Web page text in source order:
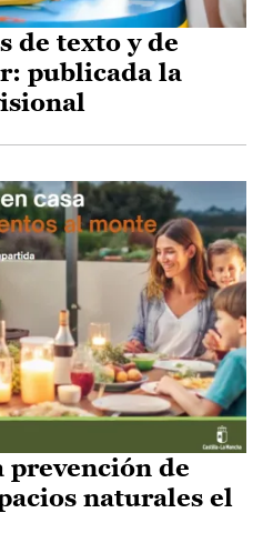
de texto y de
publicada la
prevención de
naturales el